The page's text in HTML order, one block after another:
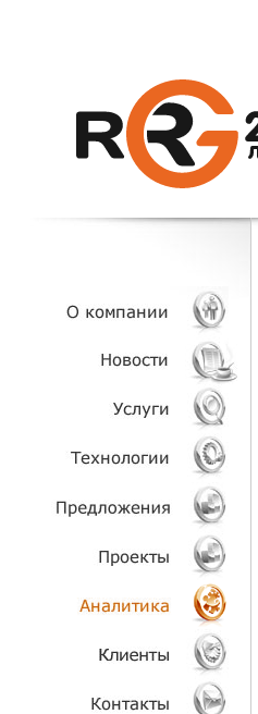
О КОМПАНИИ
НОВОСТИ
УСЛУГИ
ТЕХНОЛОГИИ
ОБЪЕКТЫ
ПРОЕКТЫ
АНАЛИТИКА